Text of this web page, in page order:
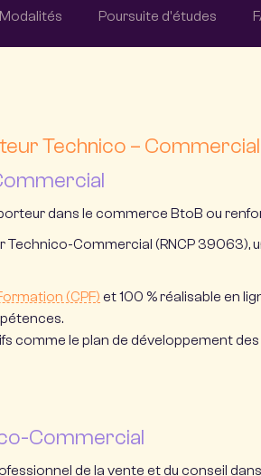
Modalités Poursuite d'études
Technico – Commercial
dans le commerce BtoB ou
Technico-Commercial (RNCP 39063),
(CPF) et 100 % réalisable en
comme le plan de développement
Commercial
de la vente et du conseil